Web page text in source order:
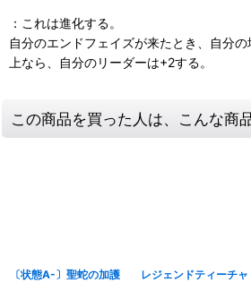
：これは進化する。
自分のエンドフェイズが来たとき、自分
上なら、自分のリーダーは+2する。
この商品を買った人は、こんな商
〔状態A-〕聖蛇の加護
レジェンドティーチャ